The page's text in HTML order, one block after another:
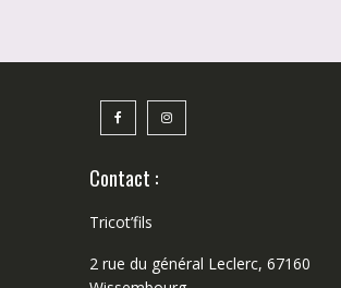
Contact :
Tricot’fils
2 rue du général Leclerc, 67160